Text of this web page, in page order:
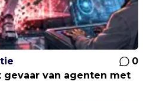
0
gevaar van agenten met